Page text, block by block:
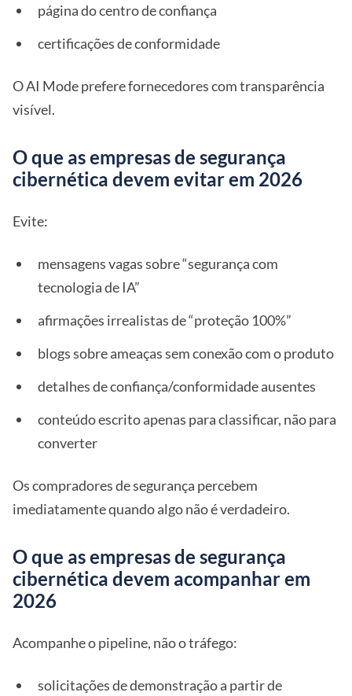
página do centro de confiança
certificações de conformidade
O AI Mode prefere fornecedores com transparência
visível.
O que as empresas de segurança
cibernética devem evitar em 2026
Evite:
mensagens vagas sobre “segurança com
tecnologia de IA”
afirmações irrealistas de “proteção 100%”
blogs sobre ameaças sem conexão com o produto
detalhes de confiança/conformidade ausentes
conteúdo escrito apenas para classificar, não para
converter
Os compradores de segurança percebem
imediatamente quando algo não é verdadeiro.
O que as empresas de segurança
cibernética devem acompanhar em
2026
Acompanhe o pipeline, não o tráfego:
solicitações de demonstração a partir de